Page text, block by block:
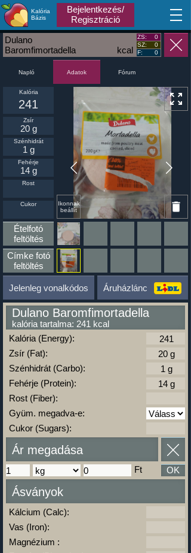
Kalória
Bázis
Bejelentkezés/
Regisztráció
MA
kcal
Dulano
Baromfimortadella
ZS:
0
SZ:
0
F:
0
Napló Adatok Fórum
Ikonnak
beállít
Kalória
241
Zsír
20 g
Szénhidrát
1 g
Fehérje
14 g
Rost
Cukor
Ételfotó
feltöltés
Címke fotó
feltöltés
Jelenleg vonalkódos Áruházlánc
Dulano Baromfimortadella
kalória tartalma: 241 kcal
Kalória (Energy):
Zsír (Fat):
Szénhidrát (Carbo):
Fehérje (Protein):
Rost (Fiber):
Gyüm. megadva-e:
Cukor (Sugars):
Ár megadása
Ft OK
Ásványok
Kálcium (Calc):
Vas (Iron):
Magnézium :